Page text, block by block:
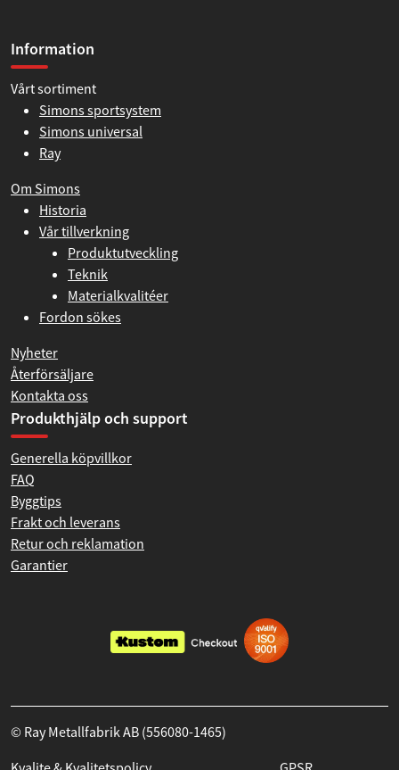
Information
Vårt sortiment
Simons sportsystem
Simons universal
Ray
Om Simons
Historia
Vår tillverkning
Produktutveckling
Teknik
Materialkvalitéer
Fordon sökes
Nyheter
Återförsäljare
Kontakta oss
Produkthjälp och support
Generella köpvillkor
FAQ
Byggtips
Frakt och leverans
Retur och reklamation
Garantier
© Ray Metallfabrik AB (556080-1465)